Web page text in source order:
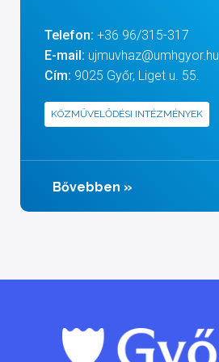
Telefon: +36 96/315-317
E-mail: ujmuvhaz@umhgyor.hu
Cím: 9025 Győr, Liget u. 55.
KÖZMŰVELŐDÉSI INTÉZMÉNYEK
Bővebben »